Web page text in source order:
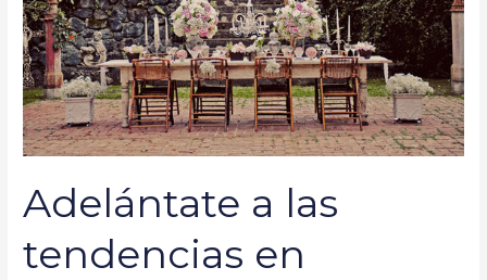
Adelántate a las
tendencias en
decoración
de
bodas
de
2022